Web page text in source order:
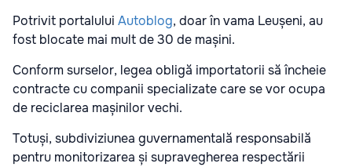
Potrivit portalului Autoblog, doar în vama Leușeni, au
fost blocate mai mult de 30 de mașini.
Conform surselor, legea obligă importatorii să încheie
contracte cu companii specializate care se vor ocupa
de reciclarea mașinilor vechi.
Totuși, subdiviziunea guvernamentală responsabilă
pentru monitorizarea și supravegherea respectării